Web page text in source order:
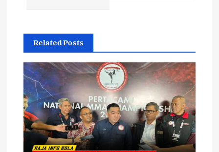
p
o
s
Related Posts